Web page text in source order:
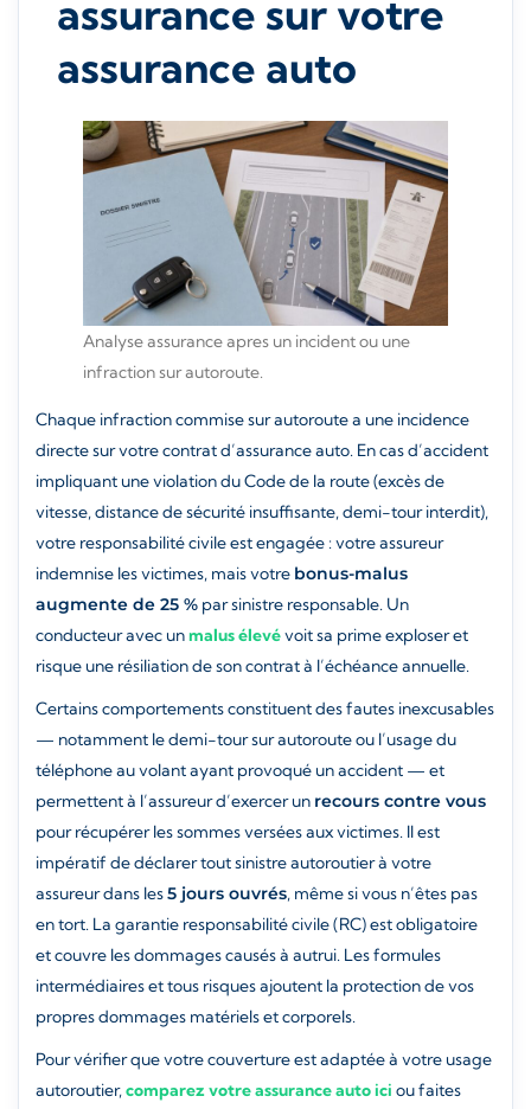
assurance sur votre
assurance auto
Analyse assurance apres un incident ou une
infraction sur autoroute.
Chaque infraction commise sur autoroute a une incidence
directe sur votre contrat d’assurance auto. En cas d’accident
impliquant une violation du Code de la route (excès de
vitesse, distance de sécurité insuffisante, demi-tour interdit),
votre responsabilité civile est engagée : votre assureur
indemnise les victimes, mais votre bonus-malus
augmente de 25 % par sinistre responsable. Un
conducteur avec unmalus élevévoit sa prime exploser et
risque une résiliation de son contrat à l’échéance annuelle.
Certains comportements constituent des fautes inexcusables
— notamment le demi-tour sur autoroute ou l’usage du
téléphone au volant ayant provoqué un accident — et
permettent à l’assureur d’exercer un recours contre vous
pour récupérer les sommes versées aux victimes. Il est
impératif de déclarer tout sinistre autoroutier à votre
assureur dans les5 jours ouvrés, même si vous n’êtes pas
en tort. La garantie responsabilité civile (RC) est obligatoire
et couvre les dommages causés à autrui. Les formules
intermédiaires et tous risques ajoutent la protection de vos
propres dommages matériels et corporels.
Pour vérifier que votre couverture est adaptée à votre usage
autoroutier,comparez votre assurance auto ici ou faites